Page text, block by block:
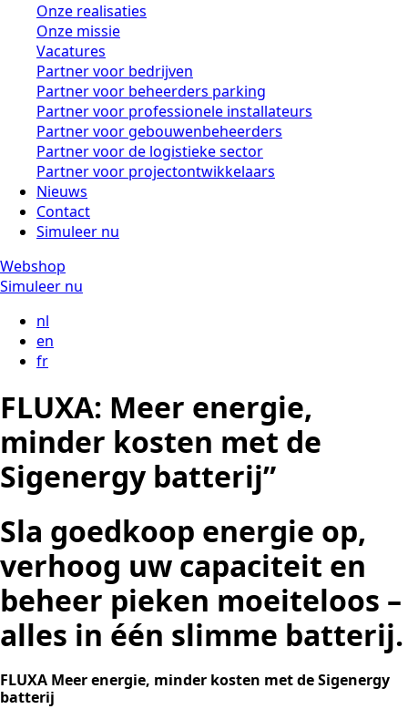
Onze realisaties
Onze missie
Vacatures
Partner voor bedrijven
Partner voor beheerders parking
Partner voor professionele installateurs
Partner voor gebouwenbeheerders
Partner voor de logistieke sector
Partner voor projectontwikkelaars
Nieuws
Contact
Simuleer nu
Webshop
Simuleer nu
nl
en
fr
FLUXA: Meer energie,
minder kosten met de
Sigenergy batterij”
Sla goedkoop energie op,
verhoog uw capaciteit en
beheer pieken moeiteloos –
alles in één slimme batterij.
FLUXA Meer energie, minder kosten met de Sigenergy
batterij